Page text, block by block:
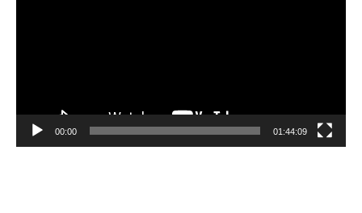
00:00 01:44:09